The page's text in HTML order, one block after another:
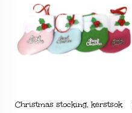
Christmas stocking, kerstsok